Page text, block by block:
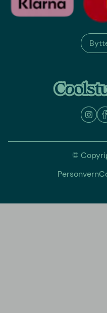
©
Personvern